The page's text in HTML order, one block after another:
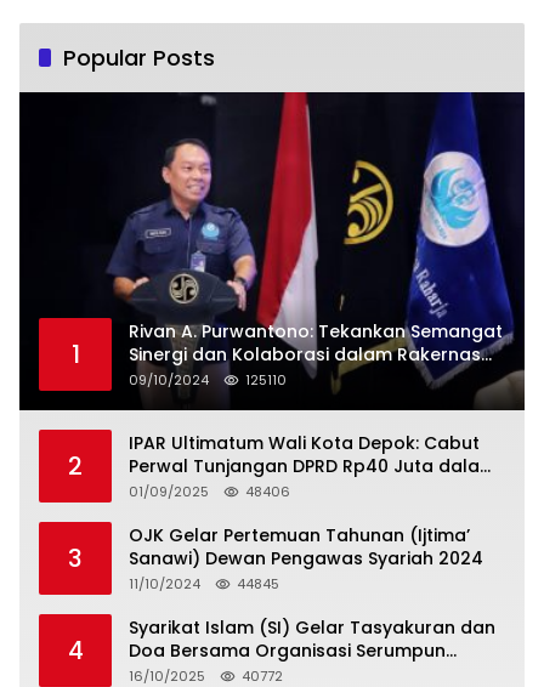
Popular Posts
1
Rivan A. Purwantono: Tekankan Semangat
Sinergi dan Kolaborasi dalam Rakernas
Serikat Pekerja Jasa Raharja
09/10/2024 125110
2
IPAR Ultimatum Wali Kota Depok: Cabut
Perwal Tunjangan DPRD Rp40 Juta dalam
5 Hari atau Hadapi Aksi Rakyat
01/09/2025 48406
3
OJK Gelar Pertemuan Tahunan (Ijtima’
Sanawi) Dewan Pengawas Syariah 2024
11/10/2024 44845
4
Syarikat Islam (SI) Gelar Tasyakuran dan
Doa Bersama Organisasi Serumpun
Syarikat Islam Doa
16/10/2025 40772